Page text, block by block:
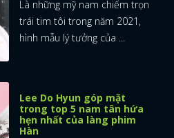
Là những mỹ nam chiếm trọn
trái tim tôi trong năm 2021,
hình mẫu lý tưởng của ...
Lee Do Hyun góp mặt
trong top 5 nam tân hứa
hẹn nhất của làng phim
Hàn